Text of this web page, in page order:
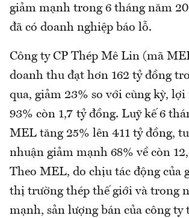
giảm mạnh trong 6 tháng năm
đã có doanh nghiệp báo lỗ.
Công ty CP Thép Mê Lin (mã
doanh thu đạt hơn 162 tỷ đồng
qua, giảm 23% so với cùng kỳ,
93% còn 1,7 tỷ đồng. Luỹ kế 6
MEL tăng 25% lên 411 tỷ đồng,
nhuận giảm mạnh 68% về còn
Theo MEL, do chịu tác động của
thị trường thép thế giới và trong
mạnh, sản lượng bán của công ty